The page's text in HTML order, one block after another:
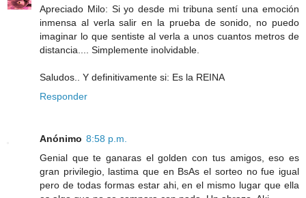
Apreciado Milo: Si yo desde mi tribuna sentí una emoción
inmensa al verla salir en la prueba de sonido, no puedo
imaginar lo que sentiste al verla a unos cuantos metros de
distancia.... Simplemente inolvidable.
Saludos.. Y definitivamente si: Es la REINA
Responder
Anónimo 8:58 p.m.
Genial que te ganaras el golden con tus amigos, eso es
gran privilegio, lastima que en BsAs el sorteo no fue igual
pero de todas formas estar ahi, en el mismo lugar que ella